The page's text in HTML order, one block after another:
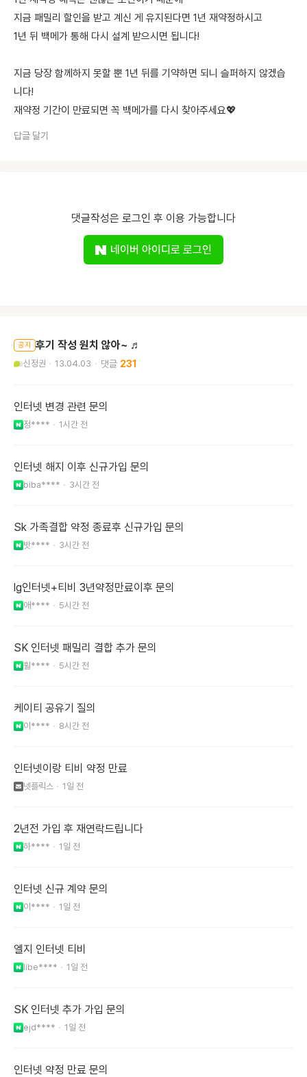
지금 패밀리 할인을 받고 계신 게 유지된다면 1년 재약정하시고
1년 뒤 백메가 통해 다시 설계 받으시면 됩니다!
지금 당장 함께하지 못할 뿐 1년 뒤를 기약하면 되니 슬퍼하지 않겠습
니다!
재약정 기간이 만료되면 꼭 백메가를 다시 찾아주세요💖
답글 달기
댓글작성은 로그인 후 이용 가능합니다
네이버 아이디로 로그인
공지 후기 작성 원치 않아~ ♬
신정권 13.04.03 231
인터넷 변경 관련 문의
정**** 1시간 전
인터넷 해지 이후 신규가입 문의
biba**** 3시간 전
Sk 가족결합 약정 종료후 신규가입 문의
밧**** 3시간 전
lg인터넷+티비 3년약정만료이후 문의
애**** 5시간 전
SK 인터넷 패밀리 결합 추가 문의
휠**** 5시간 전
케이티 공유기 질의
이**** 8시간 전
인터넷이랑 티비 약정 만료
넷플릭스 1일 전
2년전 가입 후 재연락드립니다
하**** 1일 전
인터넷 신규 계약 문의
이**** 1일 전
엘지 인터넷 티비
libe**** 1일 전
SK 인터넷 추가 가입 문의
ejd**** 1일 전
인터넷 약정 만료 문의